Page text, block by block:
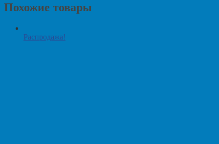
Похожие товары
Распродажа!